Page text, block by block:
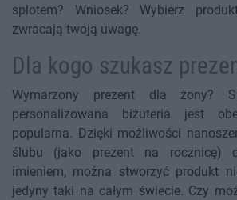
splotem? Wniosek? Wybierz
zwracają twoją uwagę.
Dla kogo szukasz
Wymarzony prezent dla żony?
personalizowana biżuteria jest
popularna. Dzięki możliwości
ślubu (jako prezent na rocznicę)
imieniem, można stworzyć produkt
jedyny taki na całym świecie. Czy